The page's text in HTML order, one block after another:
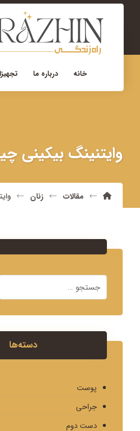
۰۲۱-۲۲۹۰۰۷۵۶
خانه درباره ما
وایتنینگ بیکینی
مقالات زنان
دسته‌ها
پوست
جراحی
دست دوم